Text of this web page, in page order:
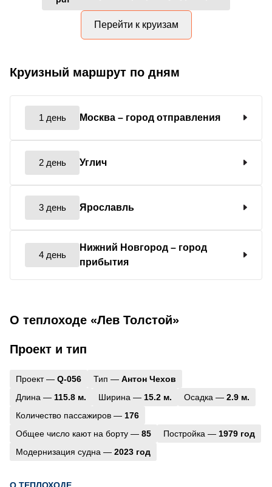
Перейти к круизам
Круизный маршрут по дням
1 день Москва – город отправления
2 день Углич
3 день Ярославль
4 день
Нижний Новгород – город
прибытия
О теплоходе «Лев Толстой»
Проект и тип
Проект — Q-056 Тип — Антон Чехов
Длина — 115.8 м. Ширина — 15.2 м. Осадка — 2.9 м.
Количество пассажиров — 176
Общее число кают на борту — 85 Постройка — 1979 год
Модернизация судна — 2023 год
О ТЕПЛОХОДЕ